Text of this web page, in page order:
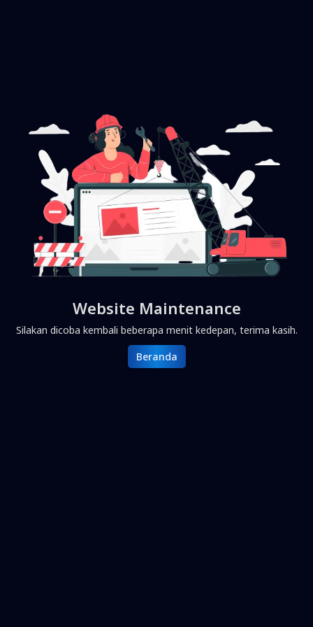
Website Maintenance
Silakan dicoba kembali beberapa menit kedepan, terima kasih.
Beranda